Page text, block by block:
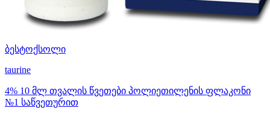
ბესტოქსოლი
taurine
4% 10 მლ თვალის წვეთები პოლიეთილენის ფლაკონი
№1 საწვეთურით